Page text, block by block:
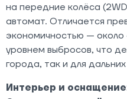
на передние колёса
автомат. Отличается
экономичностью — около
уровнем выбросов, что
города, так и для
Интерьер и